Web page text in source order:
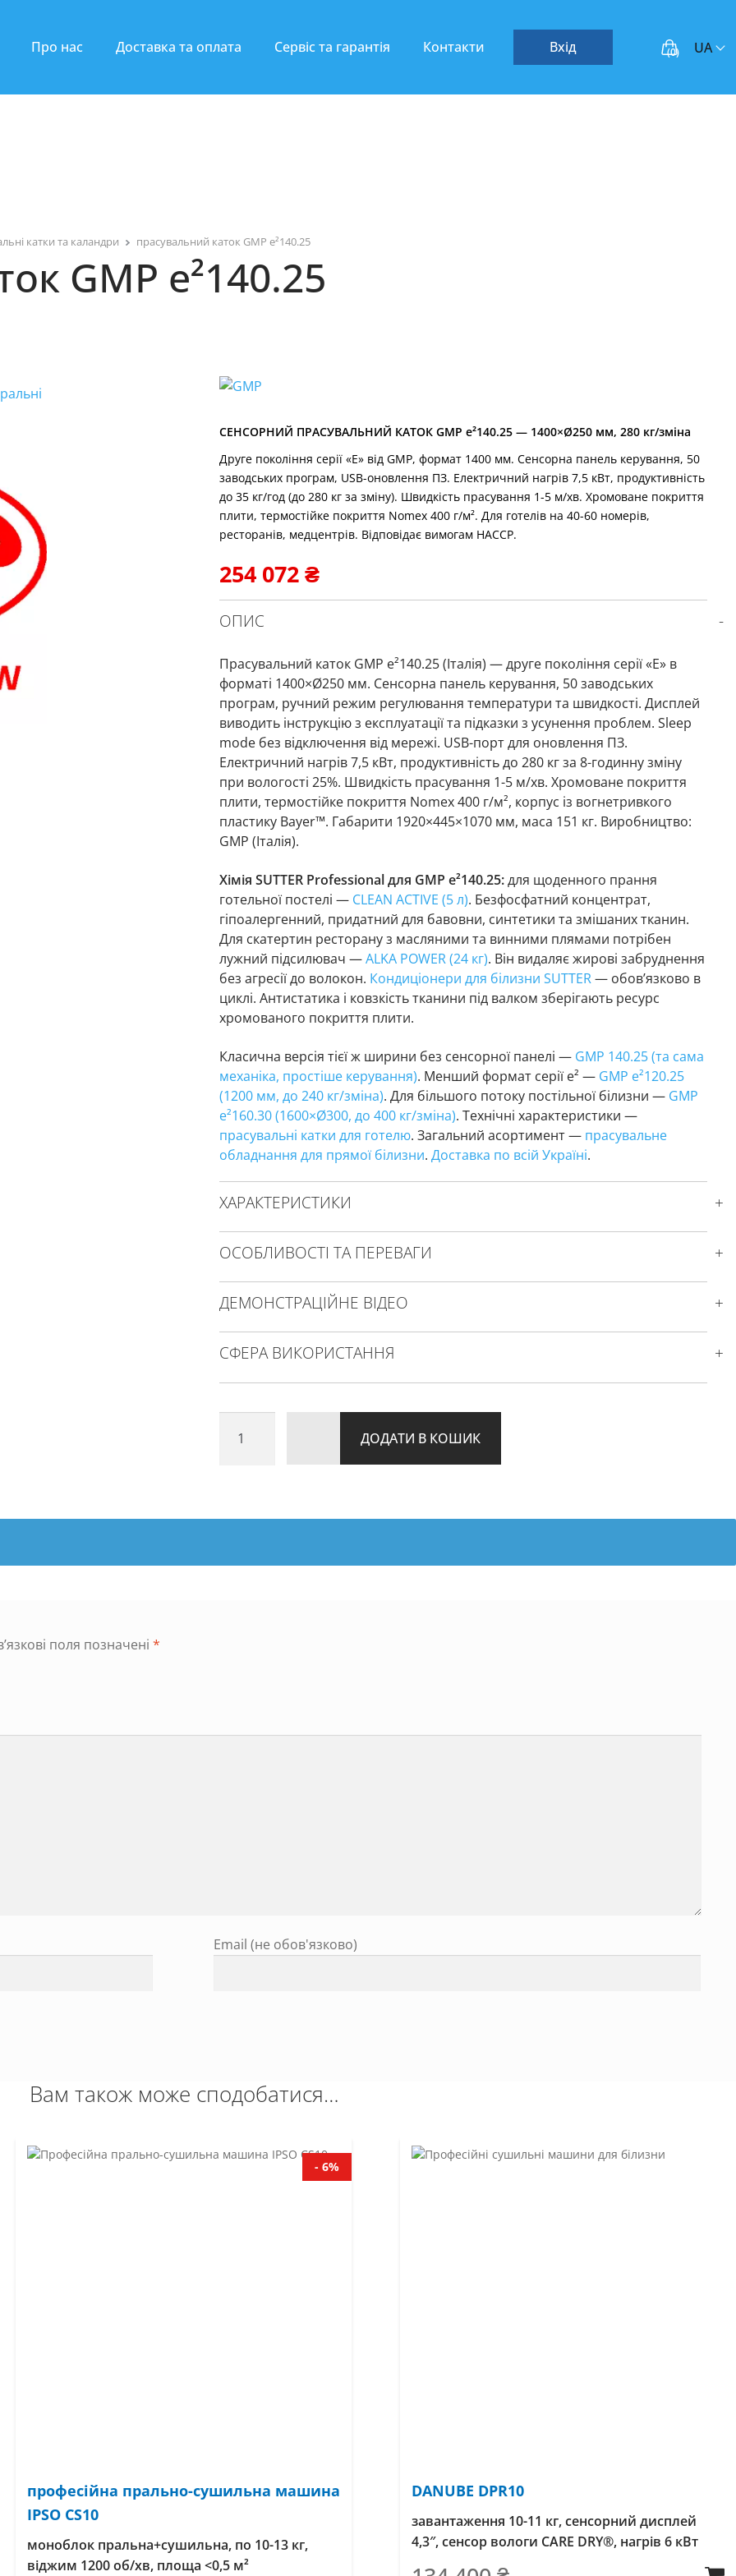
Про нас Доставка та оплата Сервіс та гарантія Контакти Вхід (0) UA
катки та каландри прасувальний каток GMP e²140.25
GMP e²140.25
254 072₴
каток
ДОДАТИ В КОШИК
СЕНСОРНИЙ ПРАСУВАЛЬНИЙ КАТОК GMP e²140.25 — 1400×Ø250 мм, 280 кг/зміна
Друге покоління серії «E» від GMP, формат 1400 мм. Сенсорна панель керування, 50
заводських програм, USB-оновлення ПЗ. Електричний нагрів 7,5 кВт, продуктивність
до 35 кг/год (до 280 кг за зміну). Швидкість прасування 1-5 м/хв. Хромоване покриття
плити, термостійке покриття Nomex 400 г/м². Для готелів на 40-60 номерів,
ресторанів, медцентрів. Відповідає вимогам HACCP.
ОПИС
Прасувальний каток GMP e²140.25 (Італія) — друге покоління серії «E» в
форматі 1400×Ø250 мм. Сенсорна панель керування, 50 заводських
програм, ручний режим регулювання температури та швидкості. Дисплей
виводить інструкцію з експлуатації та підказки з усунення проблем. Sleep
mode без відключення від мережі. USB-порт для оновлення ПЗ.
Електричний нагрів 7,5 кВт, продуктивність до 280 кг за 8-годинну зміну
при вологості 25%. Швидкість прасування 1-5 м/хв. Хромоване покриття
плити, термостійке покриття Nomex 400 г/м², корпус із вогнетривкого
пластику Bayer™. Габарити 1920×445×1070 мм, маса 151 кг. Виробництво:
GMP (Італія).
Хімія SUTTER Professional для GMP e²140.25:для щоденного прання
готельної постелі — CLEAN ACTIVE (5 л). Безфосфатний концентрат,
гіпоалергенний, придатний для бавовни, синтетики та змішаних тканин.
Для скатертин ресторану з масляними та винними плямами потрібен
лужний підсилювач —ALKA POWER (24 кг). Він видаляє жирові забруднення
без агресії до волокон. Кондиціонери для білизни SUTTER— обов’язково в
циклі. Антистатика і ковзкість тканини під валком зберігають ресурс
хромованого покриття плити.
Класична версія тієї ж ширини без сенсорної панелі — GMP 140.25 (та сама
механіка, простіше керування). Менший формат серії e² — GMP e²120.25
(1200 мм, до 240 кг/зміна). Для більшого потоку постільної білизни — GMP
e²160.30 (1600×Ø300, до 400 кг/зміна). Технічні характеристики —
прасувальні катки для готелю. Загальний асортимент — прасувальне
обладнання для прямої білизни. Доставка по всій Україні.
ХАРАКТЕРИСТИКИ
ОСОБЛИВОСТІ ТА ПЕРЕВАГИ
ДЕМОНСТРАЦІЙНЕ ВІДЕО
СФЕРА ВИКОРИСТАННЯ
поля позначені *
Email (не обов'язково)
Вам також може сподобатися…
- 6%
професійна прально-сушильна машина
IPSO CS10
моноблок пральна+сушильна, по 10-13 кг,
віджим 1200 об/хв, площа <0,5 м²
DANUBE DPR10
завантаження 10-11 кг, сенсорний дисплей
4,3″, сенсор вологи CARE DRY®, нагрів 6 кВт